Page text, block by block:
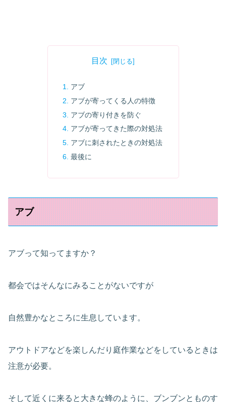
目次
アブ
アブが寄ってくる人の特徴
アブの寄り付きを防ぐ
アブが寄ってきた際の対処法
アブに刺されたときの対処法
最後に
アブ
アブって知ってますか？
都会ではそんなにみることがないですが
自然豊かなところに生息しています。
アウトドアなどを楽しんだり庭作業などをしているときは
注意が必要。
そして近くに来ると大きな蜂のように、ブンブンとものす